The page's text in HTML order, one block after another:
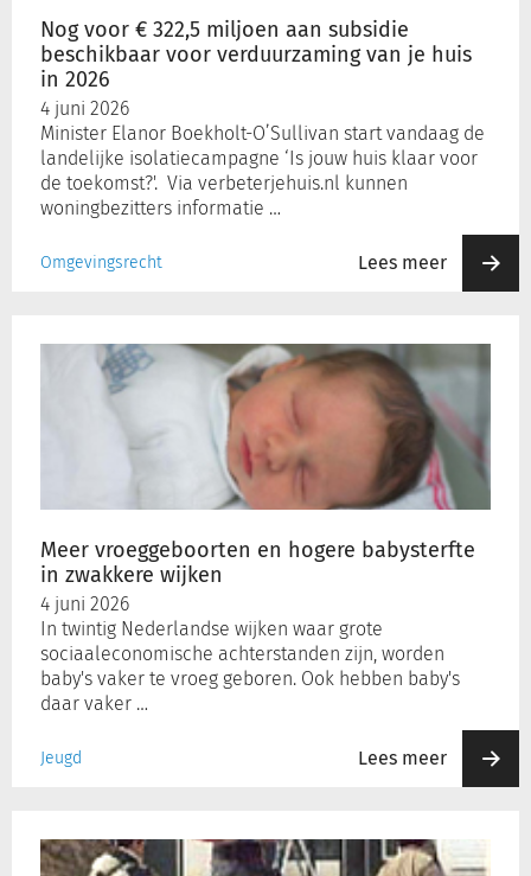
Registreren
Nog voor € 322,5 miljoen aan subsidie
beschikbaar voor verduurzaming van je huis
in 2026
4 juni 2026
Minister Elanor Boekholt-O’Sullivan start vandaag de
landelijke isolatiecampagne ‘Is jouw huis klaar voor
de toekomst?'. Via verbeterjehuis.nl kunnen
woningbezitters informatie …
Omgevingsrecht Lees meer
voor
verduurzaming
van
huis
2026
Meer vroeggeboorten en hogere babysterfte
in zwakkere wijken
4 juni 2026
In twintig Nederlandse wijken waar grote
sociaaleconomische achterstanden zijn, worden
baby's vaker te vroeg geboren. Ook hebben baby's
daar vaker …
Jeugd Lees meer
vroeggeboorten
wijken
werknemers